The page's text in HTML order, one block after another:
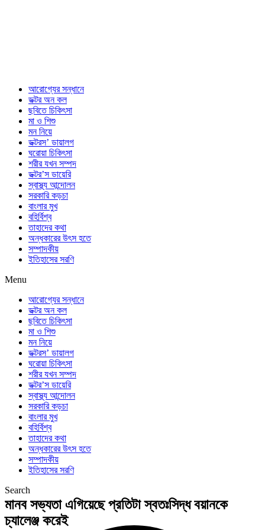
আরোগ্যের সন্ধানে
ডক্টর অন কল
ছবিতে চিকিৎসা
মা ও শিশু
মন নিয়ে
ডক্টরস’ ডায়ালগ
ঘরোয়া চিকিৎসা
শরীর যখন সম্পদ
ডক্টর’স ডায়েরি
স্বাস্থ্য আন্দোলন
সরকারি কড়চা
বাংলার মুখ
বহির্বিশ্ব
তাহাদের কথা
অন্ধকারের উৎস হতে
সম্পাদকীয়
ইতিহাসের সরণি
Menu
আরোগ্যের সন্ধানে
ডক্টর অন কল
ছবিতে চিকিৎসা
মা ও শিশু
মন নিয়ে
ডক্টরস’ ডায়ালগ
ঘরোয়া চিকিৎসা
শরীর যখন সম্পদ
ডক্টর’স ডায়েরি
স্বাস্থ্য আন্দোলন
সরকারি কড়চা
বাংলার মুখ
বহির্বিশ্ব
তাহাদের কথা
অন্ধকারের উৎস হতে
সম্পাদকীয়
ইতিহাসের সরণি
Search
মানব সভ্যতা এগিয়েছে প্রতিটা স্বতঃসিদ্ধ বয়ানকে
চ্যালেঞ্জ করেই